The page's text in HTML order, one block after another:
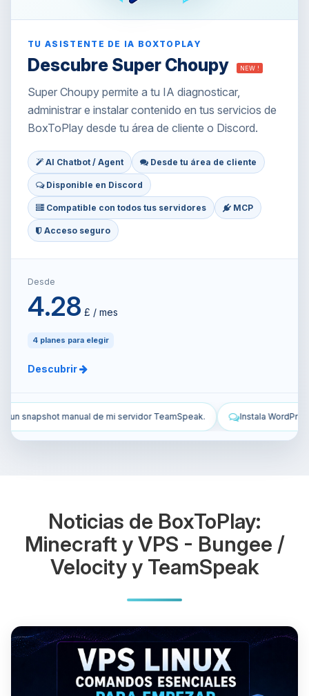
TU ASISTENTE DE IA BOXTOPLAY
Descubre Super Choupy NEW !
Super Choupy permite a tu IA diagnosticar,
administrar e instalar contenido en tus servicios de
BoxToPlay desde tu área de cliente o Discord.
AI Chatbot / Agent Desde tu área de cliente
Disponible en Discord
Compatible con todos tus servidores MCP
Acceso seguro
Desde
4.28 £ / mes
4 planes para elegir
Descubrir
Instala WordPress en mi VPS y configúralo.
Noticias de BoxToPlay:
Minecraft y VPS - Bungee /
Velocity y TeamSpeak